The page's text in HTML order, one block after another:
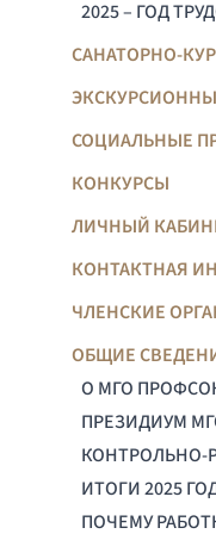
2025 – ГОД
САНАТОРНО-
СОЦИАЛЬНЫЕ
КОНКУРСЫ
ЛИЧНЫЙ
КОНТАКТНАЯ
ЧЛЕНСКИЕ
ОБЩИЕ
О МГО
ПРЕЗИДИУМ
КОНТРОЛЬНО-
ИТОГИ 2025
ПОЧЕМУ